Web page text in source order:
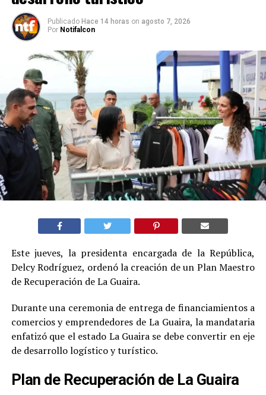
Publicado Hace 14 horas on agosto 7, 2026
Por Notifalcon
Este jueves, la presidenta encargada de la República,
Delcy Rodríguez, ordenó la creación de un Plan Maestro
de Recuperación de La Guaira.
Durante una ceremonia de entrega de financiamientos a
comercios y emprendedores de La Guaira, la mandataria
enfatizó que el estado La Guaira se debe convertir en eje
de desarrollo logístico y turístico.
Plan de Recuperación de La Guaira